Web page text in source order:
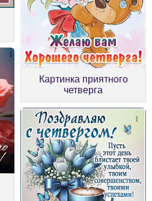
Картинка приятного
четверга